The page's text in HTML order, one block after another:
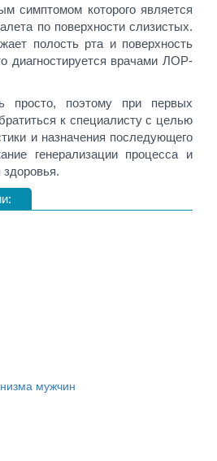
симптомом которого является
по поверхности слизистых.
полость рта и поверхность
диагностируется врачами ЛОР-
просто, поэтому при первых
к специалисту с целью
и назначения последующего
генерализации процесса и
мужчин